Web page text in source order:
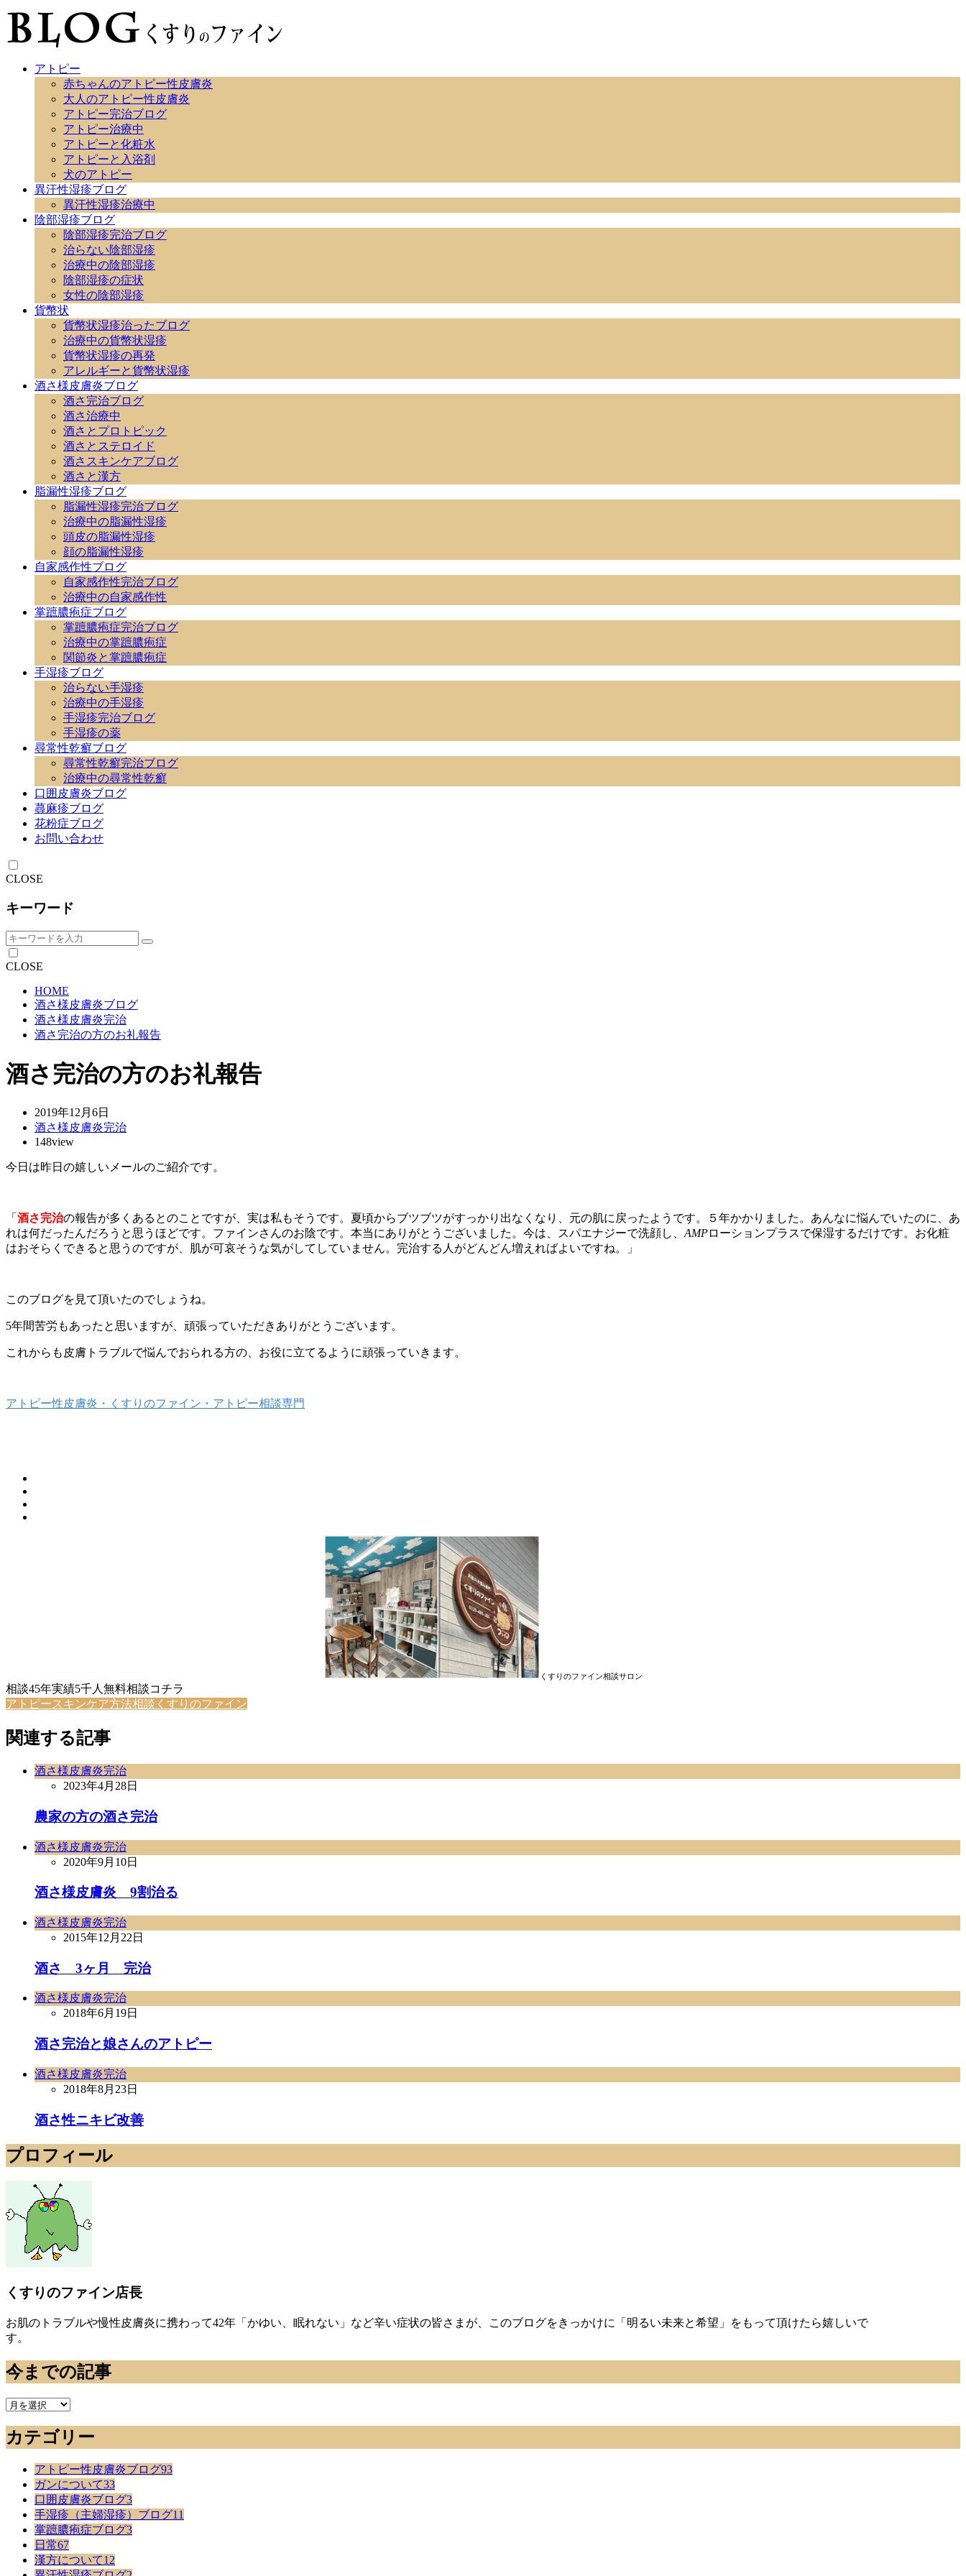
アトピー
赤ちゃんのアトピー性皮膚炎
大人のアトピー性皮膚炎
アトピー完治ブログ
アトピー治療中
アトピーと化粧水
アトピーと入浴剤
犬のアトピー
異汗性湿疹ブログ
異汗性湿疹治療中
陰部湿疹ブログ
陰部湿疹完治ブログ
治らない陰部湿疹
治療中の陰部湿疹
陰部湿疹の症状
女性の陰部湿疹
貨幣状
貨幣状湿疹治ったブログ
治療中の貨幣状湿疹
貨幣状湿疹の再発
アレルギーと貨幣状湿疹
酒さ様皮膚炎ブログ
酒さ完治ブログ
酒さ治療中
酒さとプロトピック
酒さとステロイド
酒さスキンケアブログ
酒さと漢方
脂漏性湿疹ブログ
脂漏性湿疹完治ブログ
治療中の脂漏性湿疹
頭皮の脂漏性湿疹
顔の脂漏性湿疹
自家感作性ブログ
自家感作性完治ブログ
治療中の自家感作性
掌蹠膿疱症ブログ
掌蹠膿疱症完治ブログ
治療中の掌蹠膿疱症
関節炎と掌蹠膿疱症
手湿疹ブログ
治らない手湿疹
治療中の手湿疹
手湿疹完治ブログ
手湿疹の薬
尋常性乾癬ブログ
尋常性乾癬完治ブログ
治療中の尋常性乾癬
口囲皮膚炎ブログ
蕁麻疹ブログ
花粉症ブログ
お問い合わせ
CLOSE
キーワード
CLOSE
HOME
酒さ様皮膚炎ブログ
酒さ様皮膚炎完治
酒さ完治の方のお礼報告
酒さ完治の方のお礼報告
2019年12月6日
酒さ様皮膚炎完治
148view
今日は昨日の嬉しいメールのご紹介です。
「 酒さ完治の報告が多くあるとのことですが、実は私もそうです。夏頃からブツブツがすっかり出なくなり、元の肌に戻ったようです。５年かかりました。あんなに悩んでいたのに、あ
れは何だったんだろうと思うほどです。ファインさんのお陰です。本当にありがとうございました。今は、スパエナジーで洗顔し、 AMPローションプラスで保湿するだけです。お化粧
はおそらくできると思うのですが、肌が可哀そうな気がしてしていません。完治する人がどんどん増えればよいですね。」
このブログを見て頂いたのでしょうね。
5年間苦労もあったと思いますが、頑張っていただきありがとうございます。
これからも皮膚トラブルで悩んでおられる方の、お役に立てるように頑張っていきます。
アトピー性皮膚炎・くすりのファイン・アトピー相談専門
くすりのファイン相談サロン
相談45年実績5千人無料相談コチラ
アトピースキンケア方法相談くすりのファイン
関連する記事
酒さ様皮膚炎完治
2023年4月28日
農家の方の酒さ完治
酒さ様皮膚炎完治
2020年9月10日
酒さ様皮膚炎 9割治る
酒さ様皮膚炎完治
2015年12月22日
酒さ 3ヶ月 完治
酒さ様皮膚炎完治
2018年6月19日
酒さ完治と娘さんのアトピー
酒さ様皮膚炎完治
2018年8月23日
酒さ性ニキビ改善
プロフィール
くすりのファイン店長
お肌のトラブルや慢性皮膚炎に携わって42年「かゆい、眠れない」など辛い症状の皆さまが、このブログをきっかけに「明るい未来と希望」をもって頂けたら嬉しいで
す。
今までの記事
今
で
の
カテゴリー
アトピー性皮膚炎ブログ93
ガンについて33
口囲皮膚炎ブログ3
手湿疹（主婦湿疹）ブログ11
掌蹠膿疱症ブログ3
日常67
漢方について12